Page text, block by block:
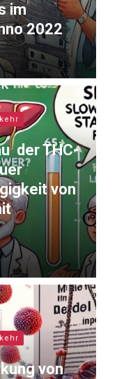
im
2022
der THC-
von
von